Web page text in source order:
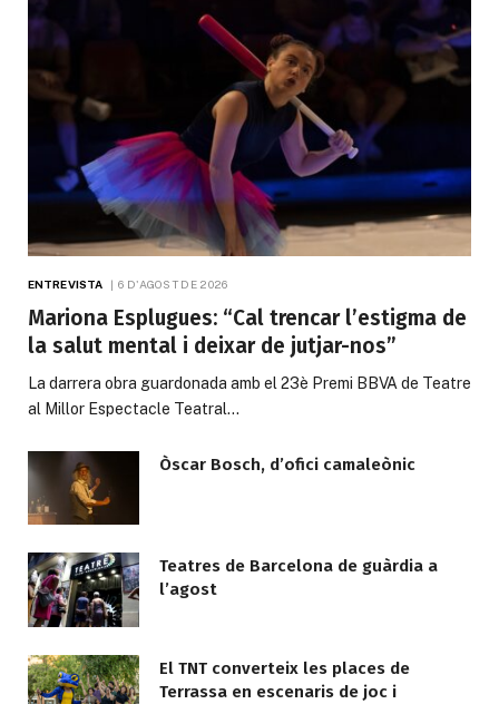
ENTREVISTA 6 D'AGOST DE 2026
Mariona Esplugues: “Cal trencar l’estigma de
la salut mental i deixar de jutjar-nos”
La darrera obra guardonada amb el 23è Premi BBVA de Teatre
al Millor Espectacle Teatral…
Òscar Bosch, d’ofici camaleònic
Teatres de Barcelona de guàrdia a
l’agost
El TNT converteix les places de
Terrassa en escenaris de joc i